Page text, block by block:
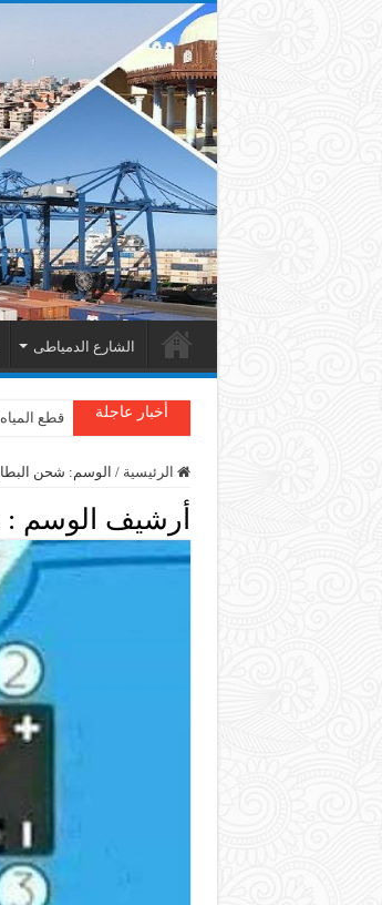
الشارع الدمياطى
أخبار عاجلة قطع المياه عن 3
الرئيسية / الوسم: شحن
أرشيف الوسم :